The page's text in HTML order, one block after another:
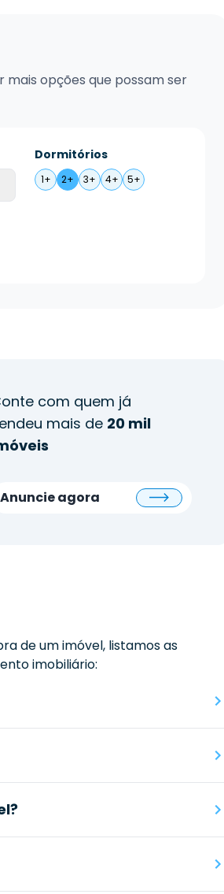
opções que possam ser
Dormitórios
1+ 2+ 3+ 4+ 5+
com quem já
mais de 20 mil
Anuncie agora
de um imóvel, listamos as
imobiliário: